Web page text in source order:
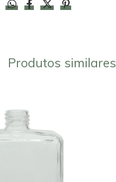
Produtos similares